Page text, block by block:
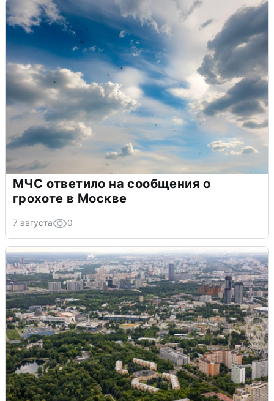
МЧС ответило на сообщения о
грохоте в Москве
7 августа 0